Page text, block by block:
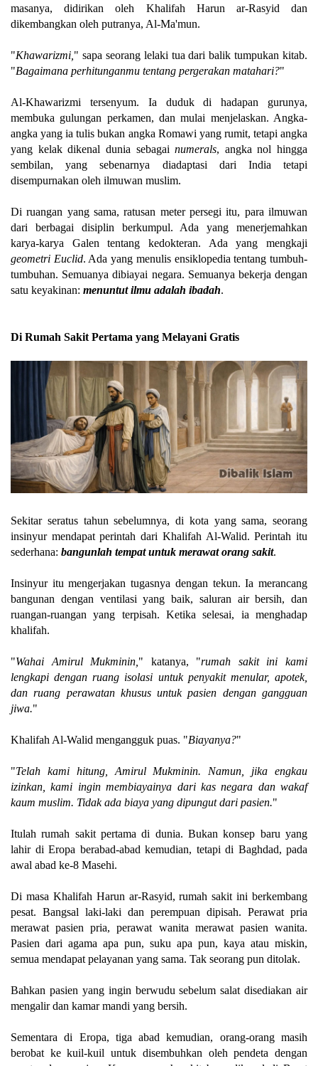
masanya, didirikan oleh Khalifah Harun ar-Rasyid dan
dikembangkan oleh putranya, Al-Ma'mun.
"Khawarizmi, " sapa seorang lelaki tua dari balik tumpukan kitab.
"Bagaimana perhitunganmu tentang pergerakan matahari?"
Al-Khawarizmi tersenyum. Ia duduk di hadapan gurunya,
membuka gulungan perkamen, dan mulai menjelaskan. Angka-
angka yang ia tulis bukan angka Romawi yang rumit, tetapi angka
yang kelak dikenal dunia sebagainumerals, angka nol hingga
sembilan, yang sebenarnya diadaptasi dari India tetapi
disempurnakan oleh ilmuwan muslim.
Di ruangan yang sama, ratusan meter persegi itu, para ilmuwan
dari berbagai disiplin berkumpul. Ada yang menerjemahkan
karya-karya Galen tentang kedokteran. Ada yang mengkaji
geometri Euclid. Ada yang menulis ensiklopedia tentang tumbuh-
tumbuhan. Semuanya dibiayai negara. Semuanya bekerja dengan
satu keyakinan: menuntut ilmu adalah ibadah.
Di Rumah Sakit Pertama yang Melayani Gratis
Sekitar seratus tahun sebelumnya, di kota yang sama, seorang
insinyur mendapat perintah dari Khalifah Al-Walid. Perintah itu
sederhana: bangunlah tempat untuk merawat orang sakit.
Insinyur itu mengerjakan tugasnya dengan tekun. Ia merancang
bangunan dengan ventilasi yang baik, saluran air bersih, dan
ruangan-ruangan yang terpisah. Ketika selesai, ia menghadap
khalifah.
"Wahai Amirul Mukminin, " katanya, "rumah sakit ini kami
lengkapi dengan ruang isolasi untuk penyakit menular, apotek,
dan ruang perawatan khusus untuk pasien dengan gangguan
jiwa."
Khalifah Al-Walid mengangguk puas. "Biayanya?"
"Telah kami hitung, Amirul Mukminin. Namun, jika engkau
izinkan, kami ingin membiayainya dari kas negara dan wakaf
kaum muslim. Tidak ada biaya yang dipungut dari pasien."
Itulah rumah sakit pertama di dunia. Bukan konsep baru yang
lahir di Eropa berabad-abad kemudian, tetapi di Baghdad, pada
awal abad ke-8 Masehi.
Di masa Khalifah Harun ar-Rasyid, rumah sakit ini berkembang
pesat. Bangsal laki-laki dan perempuan dipisah. Perawat pria
merawat pasien pria, perawat wanita merawat pasien wanita.
Pasien dari agama apa pun, suku apa pun, kaya atau miskin,
semua mendapat pelayanan yang sama. Tak seorang pun ditolak.
Bahkan pasien yang ingin berwudu sebelum salat disediakan air
mengalir dan kamar mandi yang bersih.
Sementara di Eropa, tiga abad kemudian, orang-orang masih
berobat ke kuil-kuil untuk disembuhkan oleh pendeta dengan